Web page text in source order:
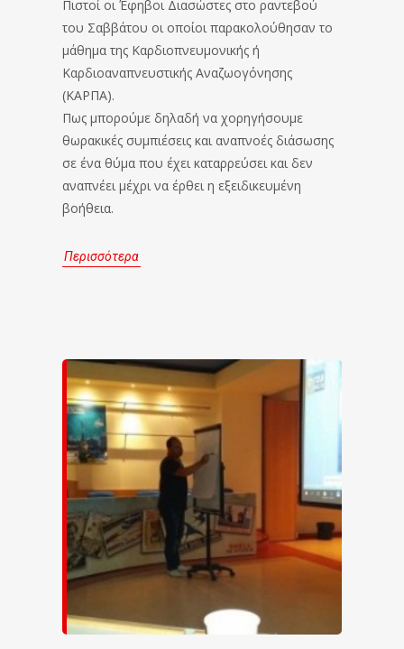
Πιστοί οι Έφηβοι Διασώστες στο ραντεβού
του Σαββάτου οι οποίοι παρακολούθησαν το
μάθημα της Καρδιοπνευμονικής ή
Καρδιοαναπνευστικής Αναζωογόνησης
(ΚΑΡΠΑ).
Πως μπορούμε δηλαδή να χορηγήσουμε
θωρακικές συμπιέσεις και αναπνοές διάσωσης
σε ένα θύμα που έχει καταρρεύσει και δεν
αναπνέει μέχρι να έρθει η εξειδικευμένη
βοήθεια.
Περισσότερα